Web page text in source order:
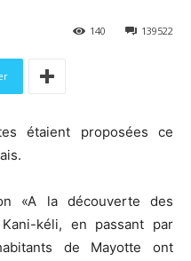
139522
140
étaient proposées ce
«A la découverte des
kéli, en passant par
de Mayotte ont